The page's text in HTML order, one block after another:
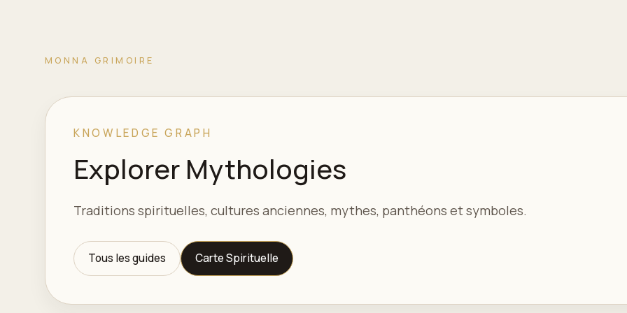
MONNA GRIMOIRE
KNOWLEDGE GRAPH
Explorer Mythologies
Traditions spirituelles, cultures anciennes, mythes, panthéons et symboles.
Tous les guides Carte Spirituelle